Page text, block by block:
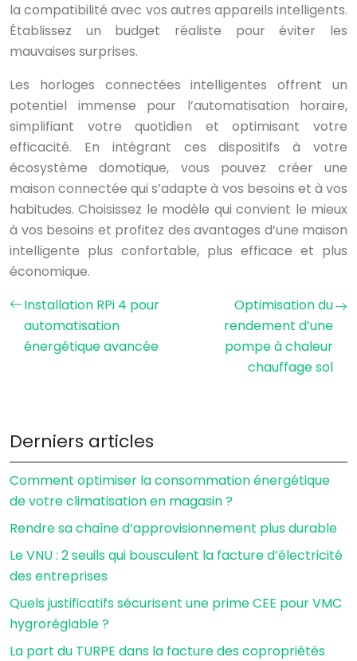
la compatibilité avec vos autres appareils intelligents.
Établissez un budget réaliste pour éviter les
mauvaises surprises.
Les horloges connectées intelligentes offrent un
potentiel immense pour l’automatisation horaire,
simplifiant votre quotidien et optimisant votre
efficacité. En intégrant ces dispositifs à votre
écosystème domotique, vous pouvez créer une
maison connectée qui s’adapte à vos besoins et à vos
habitudes. Choisissez le modèle qui convient le mieux
à vos besoins et profitez des avantages d’une maison
intelligente plus confortable, plus efficace et plus
économique.
Installation RPi 4 pour
automatisation
énergétique avancée
Optimisation du
rendement d’une
pompe à chaleur
chauffage sol
Derniers articles
Comment optimiser la consommation énergétique
de votre climatisation en magasin ?
Rendre sa chaîne d’approvisionnement plus durable
Le VNU : 2 seuils qui bousculent la facture d’électricité
des entreprises
Quels justificatifs sécurisent une prime CEE pour VMC
hygroréglable ?
La part du TURPE dans la facture des copropriétés